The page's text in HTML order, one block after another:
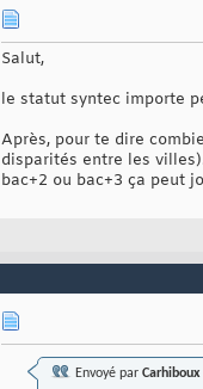
Salut,
le statut syntec importe
Après, pour te dire
disparités entre les
bac+2 ou bac+3 ça peut
Envoyé par Carhiboux